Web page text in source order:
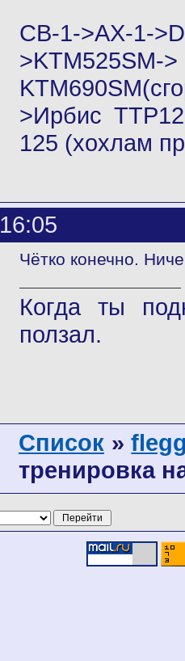
CB-1->AX-
>KTM525SM->
>Ирбис
125 (хохлам
Чётко конечно.
Когда ты
ползал.
Список »
тренировка